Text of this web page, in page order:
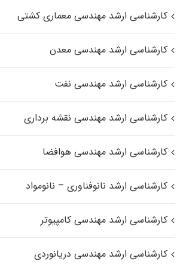
کارشناسی ارشد مهندسی معماری کشتی
کارشناسی ارشد مهندسی معدن
کارشناسی ارشد مهندسی نفت
کارشناسی ارشد مهندسی نقشه برداری
کارشناسی ارشد مهندسی هوافضا
کارشناسی ارشد نانوفناوری – نانومواد
کارشناسی ارشد مهندسی کامپیوتر
کارشناسی ارشد مهندسی دریانوردی